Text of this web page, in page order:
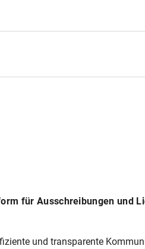
für Ausschreibungen und
und transparente